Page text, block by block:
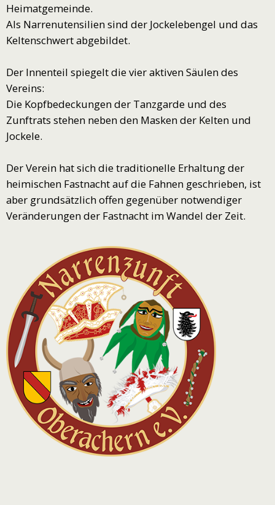
Heimatgemeinde.
Als Narrenutensilien sind der Jockelebengel und das
Keltenschwert abgebildet.
Der Innenteil spiegelt die vier aktiven Säulen des
Vereins:
Die Kopfbedeckungen der Tanzgarde und des
Zunftrats stehen neben den Masken der Kelten und
Jockele.
Der Verein hat sich die traditionelle Erhaltung der
heimischen Fastnacht auf die Fahnen geschrieben, ist
aber grundsätzlich offen gegenüber notwendiger
Veränderungen der Fastnacht im Wandel der Zeit.